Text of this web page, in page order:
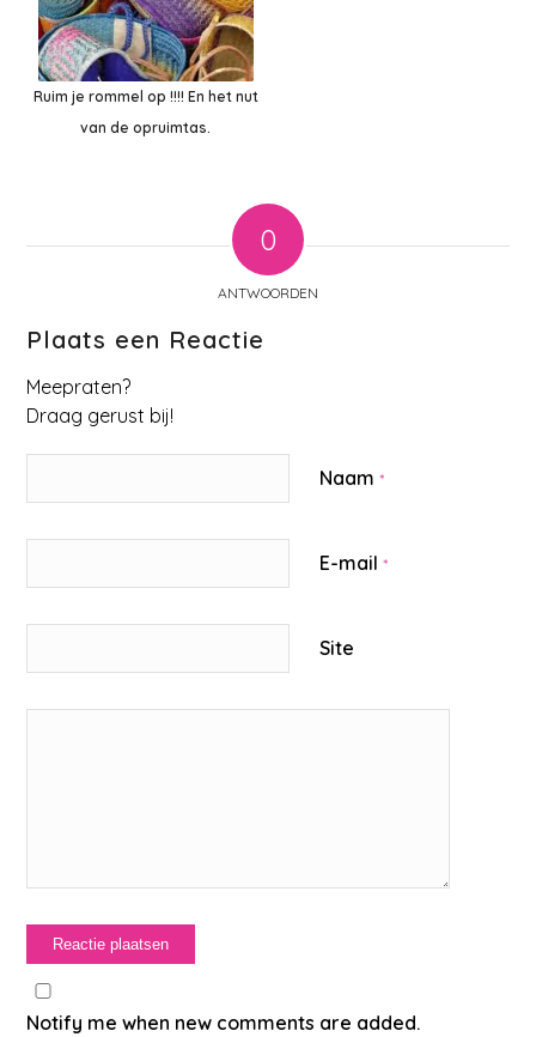
Ruim je rommel op !!!! En het nut
van de opruimtas.
0
ANTWOORDEN
Plaats een Reactie
Meepraten?
Draag gerust bij!
Naam*
E-mail*
Site
Notify me when new comments are added.